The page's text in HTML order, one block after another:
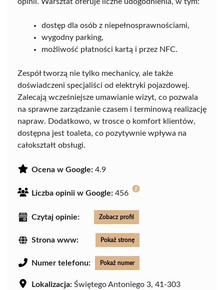
dostęp dla osób z niepełnosprawnościami,
wygodny parking,
możliwość płatności kartą i przez NFC.
Zespół tworzą nie tylko mechanicy, ale także
doświadczeni specjaliści od elektryki pojazdowej.
Zalecają wcześniejsze umawianie wizyt, co pozwala
na sprawne zarządzanie czasem i terminową realizację
napraw. Dodatkowo, w trosce o komfort klientów,
dostępna jest toaleta, co pozytywnie wpływa na
całokształt obsługi.
Ocena w Google: 4.9
Liczba opinii w Google: 456
Czytaj opinie: Zobacz profil
Strona www: Pokaż stronę
Numer telefonu: Pokaż numer
Lokalizacja: Świętego Antoniego 3, 41-303